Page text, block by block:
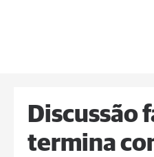
Discussão
termina